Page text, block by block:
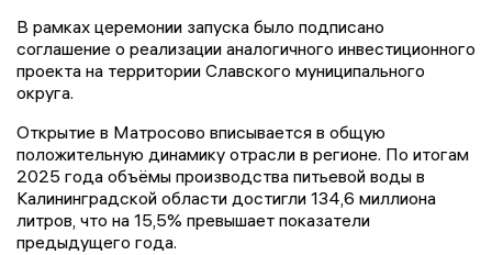
В рамках церемонии запуска было подписано
соглашение о реализации аналогичного инвестиционного
проекта на территории Славского муниципального
округа.
Открытие в Матросово вписывается в общую
положительную динамику отрасли в регионе. По итогам
2025 года объёмы производства питьевой воды в
Калининградской области достигли 134,6 миллиона
литров, что на 15,5% превышает показатели
предыдущего года.